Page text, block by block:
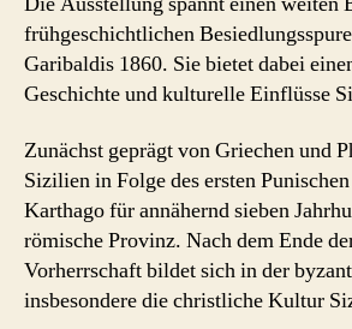
frühgeschichtlichen
Garibaldis 1860. Sie bietet dabei
Geschichte und kulturelle Einflüsse
Zunächst geprägt von Griechen und
Sizilien in Folge des ersten
Karthago für annähernd sieben
römische Provinz. Nach dem Ende
Vorherrschaft bildet sich in der
insbesondere die christliche Kultur